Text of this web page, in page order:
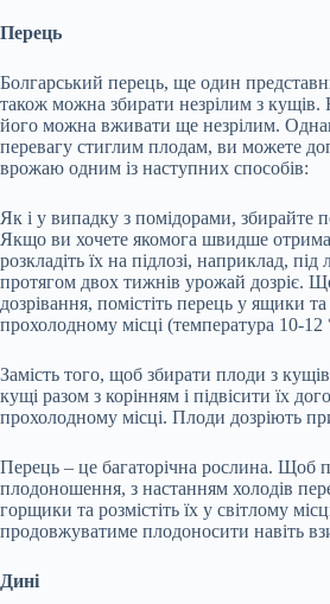
Перець
Болгарський перець, ще один
також можна збирати незрілим з кущів.
його можна вживати ще незрілим.
перевагу стиглим плодам, ви можете
врожаю одним із наступних способів:
Як і у випадку з помідорами, збирайте
Якщо ви хочете якомога швидше
розкладіть їх на підлозі, наприклад,
протягом двох тижнів урожай дозріє.
дозрівання, помістіть перець у ящики та
прохолодному місці (температура 10-12
Замість того, щоб збирати плоди з
кущі разом з корінням і підвісити їх
прохолодному місці. Плоди дозріють
Перець – це багаторічна рослина. Щоб
плодоношення, з настанням холодів
горщики та розмістіть їх у світлому
продовжуватиме плодоносити навіть
Дині